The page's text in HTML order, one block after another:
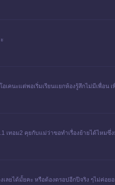
เคนะแต่พอเริ่มเรียนแยกห้องรู้สึกไม่มีเพื่อน
ทอม2 คุยกับแม่ว่าขอทำเรื่องย้ายได้ไหมซึ่
ลยได้มั้ยคะ หรือต้องดรอปอีกปีจริง ๆไม่ค่อย